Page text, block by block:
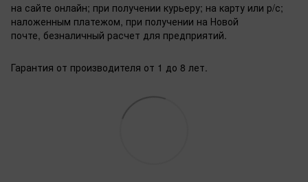
на сайте онлайн; при получении курьеру; на карту или р/с;
наложенным платежом, при получении на Новой
почте, безналичный расчет для предприятий.
Гарантия от производителя от 1 до 8 лет.